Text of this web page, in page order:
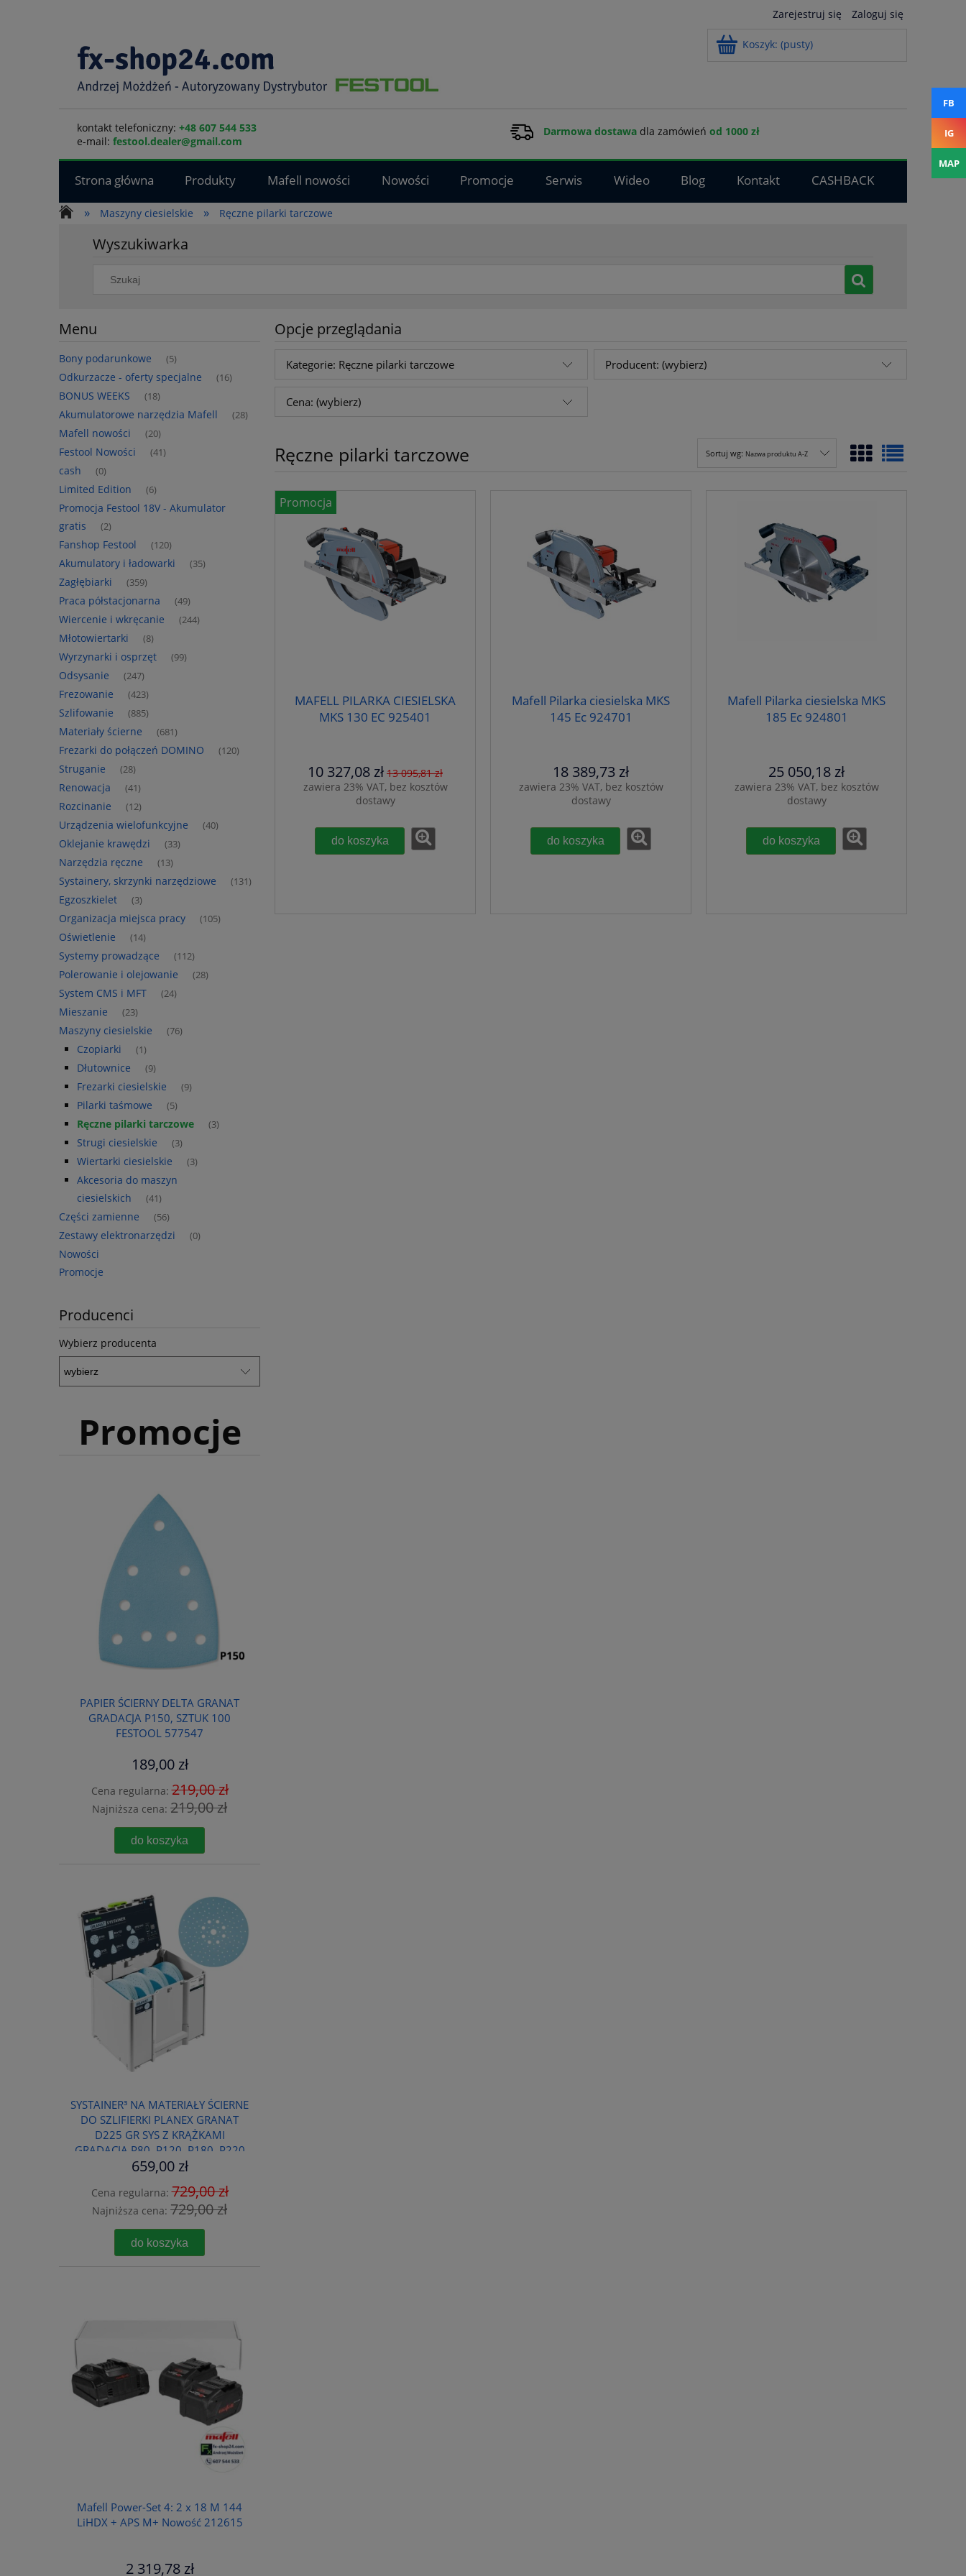
Zarejestruj się Zaloguj się
Koszyk: (pusty)
kontakt telefoniczny: +48 607 544 533
e-mail: festool.dealer@gmail.com
Darmowa dostawadla zamówień od 1000 zł
Strona główna Produkty Mafell nowości Nowości Promocje Serwis Wideo Blog Kontakt
CASHBACK
»
Maszyny ciesielskie » Ręczne pilarki tarczowe
Wyszukiwarka
Menu
Bony podarunkowe (5)
Odkurzacze - oferty specjalne (16)
BONUS WEEKS (18)
Akumulatorowe narzędzia Mafell (28)
Mafell nowości (20)
Festool Nowości (41)
cash (0)
Limited Edition (6)
Promocja Festool 18V - Akumulator
gratis
(2)
Fanshop Festool (120)
Akumulatory i ładowarki (35)
Zagłębiarki (359)
Praca półstacjonarna (49)
Wiercenie i wkręcanie (244)
Młotowiertarki (8)
Wyrzynarki i osprzęt (99)
Odsysanie (247)
Frezowanie (423)
Szlifowanie (885)
Materiały ścierne (681)
Frezarki do połączeń DOMINO (120)
Struganie (28)
Renowacja (41)
Rozcinanie (12)
Urządzenia wielofunkcyjne (40)
Oklejanie krawędzi (33)
Narzędzia ręczne (13)
Systainery, skrzynki narzędziowe (131)
Egzoszkielet (3)
Organizacja miejsca pracy (105)
Oświetlenie (14)
Systemy prowadzące (112)
Polerowanie i olejowanie (28)
System CMS i MFT (24)
Mieszanie (23)
Maszyny ciesielskie (76)
Czopiarki (1)
Dłutownice (9)
Frezarki ciesielskie (9)
Pilarki taśmowe (5)
Ręczne pilarki tarczowe (3)
Strugi ciesielskie (3)
Wiertarki ciesielskie (3)
Akcesoria do maszyn
ciesielskich
(41)
Części zamienne (56)
Zestawy elektronarzędzi (0)
Nowości
Promocje
Producenci
Wybierz producenta
Promocje
PAPIER ŚCIERNY DELTA GRANAT
GRADACJA P150, SZTUK 100
FESTOOL 577547
189,00 zł
Cena regularna:219,00 zł
Najniższa cena: 219,00 zł
do koszyka
SYSTAINER³ NA MATERIAŁY ŚCIERNE
DO SZLIFIERKI PLANEX GRANAT
D225 GR SYS Z KRĄŻKAMI
GRADACJA P80, P120, P180, P220
FESTOOL 578281
659,00 zł
Cena regularna:729,00 zł
Najniższa cena: 729,00 zł
do koszyka
Mafell Power-Set 4: 2 x 18 M 144
LiHDX + APS M+ Nowość 212615
2 319,78 zł
Opcje przeglądania
Kategorie: Ręczne pilarki tarczowe Producent: (wybierz)
Cena: (wybierz)
Ręczne pilarki tarczowe Sortuj wg: Nazwa produktu A-Z
MAFELL PILARKA CIESIELSKA
MKS 130 EC 925401
10 327,08 zł 13 095,81 zł
zawiera 23% VAT, bez kosztów
dostawy
do koszyka
Promocja
Mafell Pilarka ciesielska MKS
145 Ec 924701
18 389,73 zł
zawiera 23% VAT, bez kosztów
dostawy
do koszyka
Mafell Pilarka ciesielska MKS
185 Ec 924801
25 050,18 zł
zawiera 23% VAT, bez kosztów
dostawy
do koszyka
FB
IG
MAP